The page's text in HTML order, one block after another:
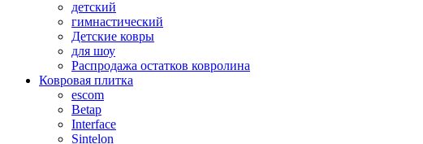
детский
гимнастический
Детские ковры
для шоу
Распродажа остатков ковролина
Ковровая плитка
escom
Betap
Interface
Sintelon